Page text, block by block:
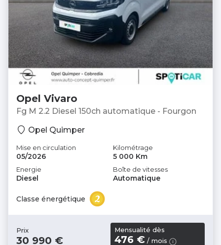
Opel Vivaro
Fg M 2.2 Diesel 150ch automatique - Fourgon
Opel Quimper
Mise en circulation
05/2026
Kilométrage
5 000 Km
Energie
Diesel
Boîte de vitesses
Automatique
Classe énergétique
Prix
30 990 €
Mensualité dès
476 € / mois